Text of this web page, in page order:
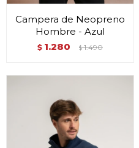
Campera de Neopreno
Hombre - Azul
$ 1.280 $ 1.490